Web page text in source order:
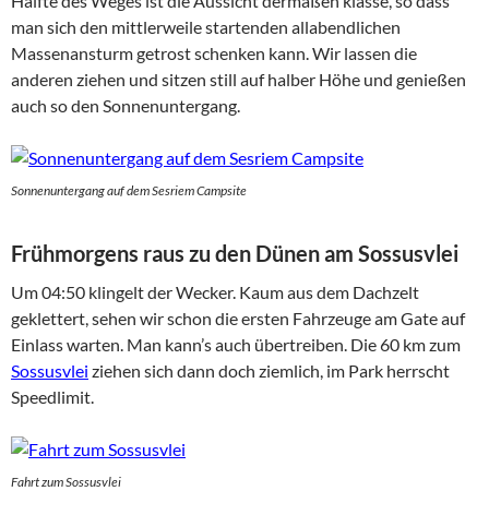
man sich den mittlerweile startenden allabendlichen
Massenansturm getrost schenken kann. Wir lassen die
anderen ziehen und sitzen still auf halber Höhe und genießen
auch so den Sonnenuntergang.
Sonnenuntergang auf dem Sesriem Campsite
Frühmorgens raus zu den Dünen am Sossusvlei
Um 04:50 klingelt der Wecker. Kaum aus dem Dachzelt
geklettert, sehen wir schon die ersten Fahrzeuge am Gate auf
Einlass warten. Man kann’s auch übertreiben. Die 60 km zum
Sossusvlei ziehen sich dann doch ziemlich, im Park herrscht
Speedlimit.
Fahrt zum Sossusvlei